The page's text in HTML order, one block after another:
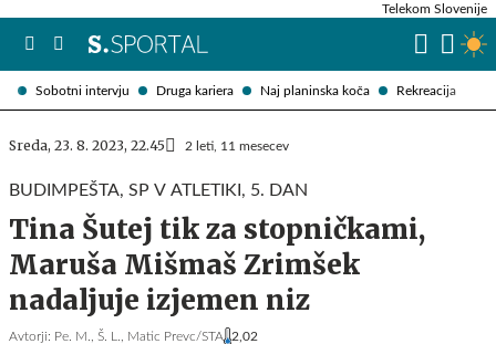
Sobotni intervju Druga kariera Naj planinska koča Rekreacija
Telekom Slovenije
Sreda, 23. 8. 2023, 22.45 2 leti, 11 mesecev
BUDIMPEŠTA, SP V ATLETIKI, 5. DAN
Tina Šutej tik za stopničkami,
Maruša Mišmaš Zrimšek
nadaljuje izjemen niz
Avtorji: Pe. M., Š. L., Matic Prevc/STA 2,02